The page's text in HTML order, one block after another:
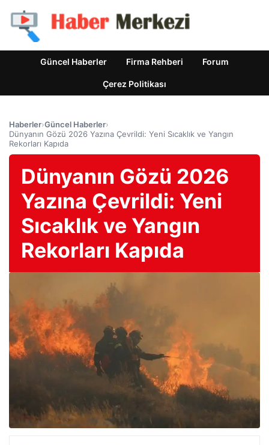
Güncel Haberler Firma Rehberi Forum
Çerez Politikası
Haberler›Güncel Haberler›
Dünyanın Gözü 2026 Yazına Çevrildi: Yeni Sıcaklık ve Yangın
Rekorları Kapıda
Dünyanın Gözü 2026
Yazına Çevrildi: Yeni
Sıcaklık ve Yangın
Rekorları Kapıda